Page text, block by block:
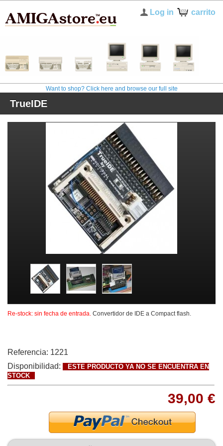
carrito
Log in
Want to shop? Click here and browse our full site
TrueIDE
Re-stock: sin fecha de entrada. Convertidor de IDE a Compact flash.
Referencia: 1221
Disponibilidad:
ESTE PRODUCTO YA NO SE ENCUENTRA EN
STOCK
39,00 €